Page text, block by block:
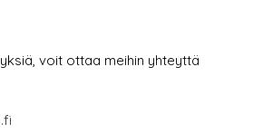
voit ottaa meihin yhteyttä